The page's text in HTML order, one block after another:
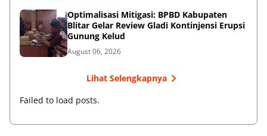
Optimalisasi Mitigasi: BPBD Kabupaten
Blitar Gelar Review Gladi Kontinjensi Erupsi
Gunung Kelud
August 06, 2026
Lihat Selengkapnya
Failed to load posts.